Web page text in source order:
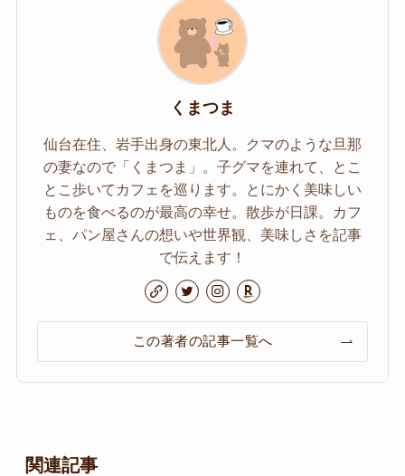
くまつま
仙台在住、岩手出身の東北人。クマのような旦那
の妻なので「くまつま」。子グマを連れて、とこ
とこ歩いてカフェを巡ります。とにかく美味しい
ものを食べるのが最高の幸せ。散歩が日課。カフ
ェ、パン屋さんの想いや世界観、美味しさを記事
で伝えます！
この著者の記事一覧へ
関連記事